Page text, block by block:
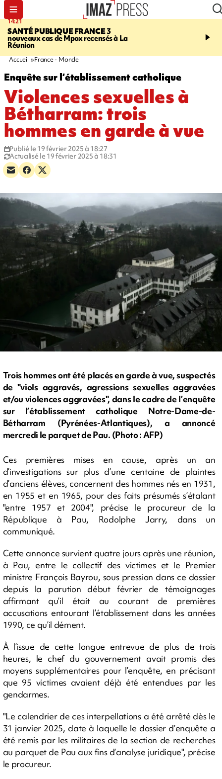
14:21
SANTÉ PUBLIQUE FRANCE3
nouveaux cas de Mpox recensés à La
Réunion
15:45
dix établissements ont
Accueil France - Monde
Enquête sur l’établissement catholique
Violences sexuelles à
Bétharram: trois
hommes en garde à vue
Publié le 19 février 2025 à 18:27
Actualisé le 19 février 2025 à 18:31
Trois hommes ont été placés en garde à vue, suspectés
de "viols aggravés, agressions sexuelles aggravées
et/ou violences aggravées", dans le cadre de l’enquête
sur l’établissement catholique Notre-Dame-de-
Bétharram (Pyrénées-Atlantiques), a annoncé
mercredi le parquet de Pau. (Photo : AFP)
Ces premières mises en cause, après un an
d’investigations sur plus d’une centaine de plaintes
d’anciens élèves, concernent des hommes nés en 1931,
en 1955 et en 1965, pour des faits présumés s’étalant
"entre 1957 et 2004", précise le procureur de la
République à Pau, Rodolphe Jarry, dans un
communiqué.
Cette annonce survient quatre jours après une réunion,
à Pau, entre le collectif des victimes et le Premier
ministre François Bayrou, sous pression dans ce dossier
depuis la parution début février de témoignages
affirmant qu’il était au courant de premières
accusations entourant l’établissement dans les années
1990, ce qu’il dément.
À l’issue de cette longue entrevue de plus de trois
heures, le chef du gouvernement avait promis des
moyens supplémentaires pour l’enquête, en précisant
que 95 victimes avaient déjà été entendues par les
gendarmes.
"Le calendrier de ces interpellations a été arrêté dès le
31 janvier 2025, date à laquelle le dossier d’enquête a
été remis par les militaires de la section de recherches
au parquet de Pau aux fins d’analyse juridique", précise
le procureur.